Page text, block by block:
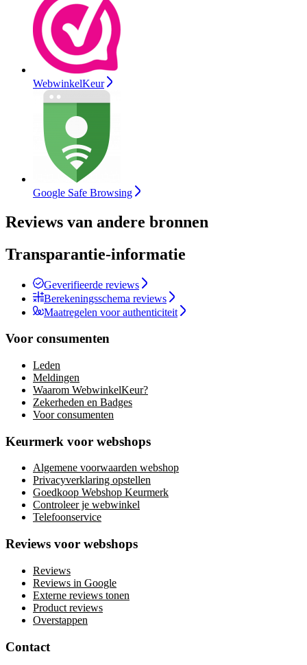
WebwinkelKeur
Google Safe Browsing
Reviews van andere bronnen
Transparantie-informatie
Geverifieerde reviews
Berekeningsschema reviews
Maatregelen voor authenticiteit
Voor consumenten
Leden
Meldingen
Waarom WebwinkelKeur?
Zekerheden en Badges
Voor consumenten
Keurmerk voor webshops
Algemene voorwaarden webshop
Privacyverklaring opstellen
Goedkoop Webshop Keurmerk
Controleer je webwinkel
Telefoonservice
Reviews voor webshops
Reviews
Reviews in Google
Externe reviews tonen
Product reviews
Overstappen
Contact